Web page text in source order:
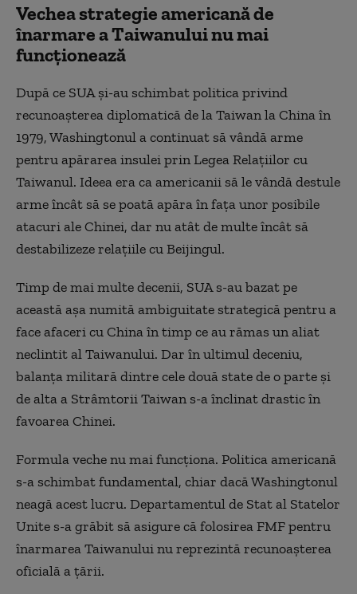
Vechea strategie americană de
înarmare a Taiwanului nu mai
funcționează
După ce SUA și-au schimbat politica privind
recunoașterea diplomatică de la Taiwan la China în
1979, Washingtonul a continuat să vândă arme
pentru apărarea insulei prin Legea Relațiilor cu
Taiwanul. Ideea era ca americanii să le vândă destule
arme încât să se poată apăra în fața unor posibile
atacuri ale Chinei, dar nu atât de multe încât să
destabilizeze relațiile cu Beijingul.
Timp de mai multe decenii, SUA s-au bazat pe
această așa numită ambiguitate strategică pentru a
face afaceri cu China în timp ce au rămas un aliat
neclintit al Taiwanului. Dar în ultimul deceniu,
balanța militară dintre cele două state de o parte și
de alta a Strâmtorii Taiwan s-a înclinat drastic în
favoarea Chinei.
Formula veche nu mai funcționa. Politica americană
s-a schimbat fundamental, chiar dacă Washingtonul
neagă acest lucru. Departamentul de Stat al Statelor
Unite s-a grăbit să asigure că folosirea FMF pentru
înarmarea Taiwanului nu reprezintă recunoașterea
oficială a țării.